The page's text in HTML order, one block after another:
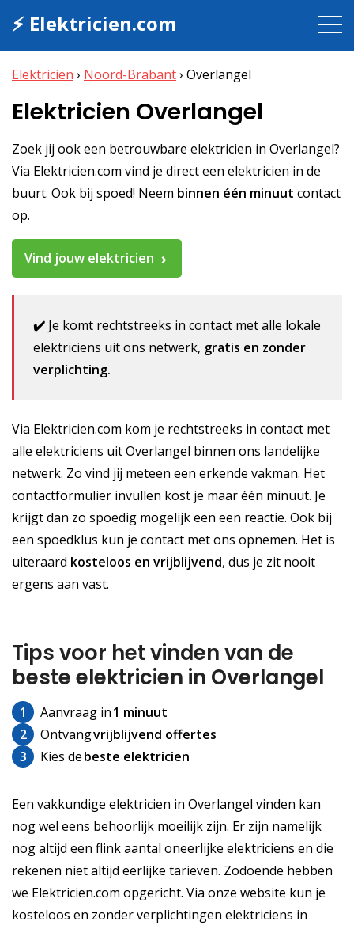
⚡ Elektricien.com
Elektricien › Noord-Brabant› Overlangel
Elektricien Overlangel
Zoek jij ook een betrouwbare elektricien in Overlangel?
Via Elektricien.com vind je direct een elektricien in de
buurt. Ook bij spoed! Neem binnen één minuut contact
op.
Vind jouw elektricien
✔️ Je komt rechtstreeks in contact met alle lokale
elektriciens uit ons netwerk, gratis en zonder
verplichting.
Via Elektricien.com kom je rechtstreeks in contact met
alle elektriciens uit Overlangel binnen ons landelijke
netwerk. Zo vind jij meteen een erkende vakman. Het
contactformulier invullen kost je maar één minuut. Je
krijgt dan zo spoedig mogelijk een een reactie. Ook bij
een spoedklus kun je contact met ons opnemen. Het is
uiteraard kosteloos en vrijblijvend, dus je zit nooit
ergens aan vast.
Tips voor het vinden van de
beste elektricien in Overlangel
1 Aanvraag in1 minuut
2
Ontvangvrijblijvend offertes
3
Kies debeste elektricien
Een vakkundige elektricien in Overlangel vinden kan
nog wel eens behoorlijk moeilijk zijn. Er zijn namelijk
nog altijd een flink aantal oneerlijke elektriciens en die
rekenen niet altijd eerlijke tarieven. Zodoende hebben
we Elektricien.com opgericht. Via onze website kun je
kosteloos en zonder verplichtingen elektriciens in